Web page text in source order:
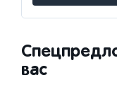
вас